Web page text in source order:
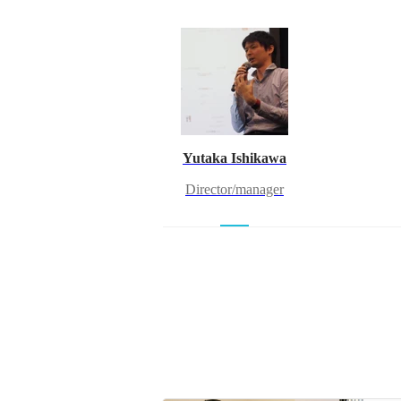
Yutaka Ishikawa
Director/manager